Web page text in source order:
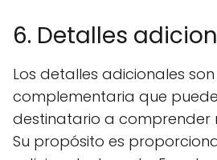
6. Detalles
Los detalles adicionales
complementaria que
destinatario a comprender
Su propósito es